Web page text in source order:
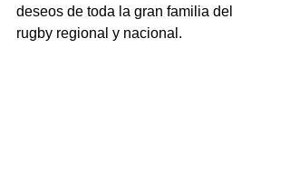
deseos de toda la gran familia del
rugby regional y nacional.